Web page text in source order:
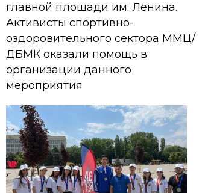
главной площади им. Ленина.
Активисты спортивно-
оздоровительного сектора ММЦ/
ДБМК оказали помощь в
организации данного
мероприятия